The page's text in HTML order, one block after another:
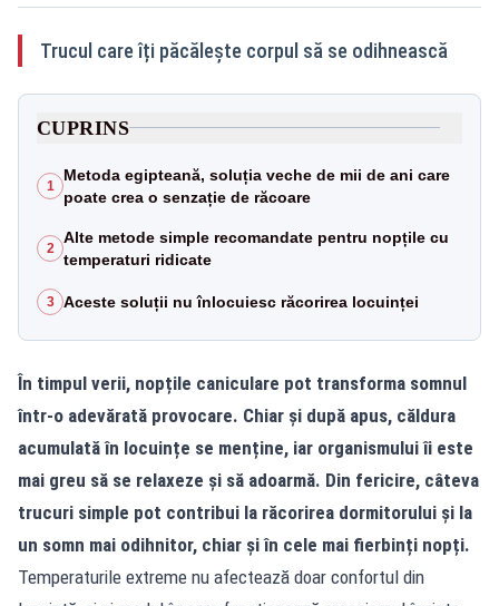
Trucul care îți păcălește corpul să se odihnească
CUPRINS
1
Metoda egipteană, soluția veche de mii de ani care
poate crea o senzație de răcoare
2
Alte metode simple recomandate pentru nopțile cu
temperaturi ridicate
3 Aceste soluții nu înlocuiesc răcorirea locuinței
În timpul verii, nopțile caniculare pot transforma somnul
într-o adevărată provocare. Chiar și după apus, căldura
acumulată în locuințe se menține, iar organismului îi este
mai greu să se relaxeze și să adoarmă. Din fericire, câteva
trucuri simple pot contribui la răcorirea dormitorului și la
un somn mai odihnitor, chiar și în cele mai fierbinți nopți.
Temperaturile extreme nu afectează doar confortul din